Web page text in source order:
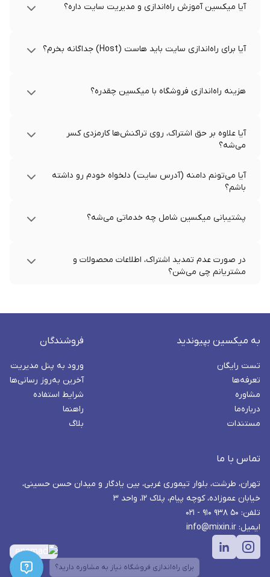
آیا میکسین آموزش راه‌اندازی و مدیریت سایت داره؟
آیا برای راه‌اندازی سایت باید هاست (Host) جداگانه بخرم؟
هزینه راه‌اندازی فروشگاه با میکسین چقدره؟
آیا علاوه بر حق اشتراک، روی تراکنش‌ها کارمزدی کسر
می‌شه؟
آیا می‌تونم دامنه (آدرس سایت) دلخواه خودم رو داشته
باشم؟
پشتیبانی میکسین شامل چه خدماتی می‌شه؟
در صورت عدم تمدید اشتراک، اطلاعات محصولات و
مشتریانم چی می‌شن؟
به میکسین بپیوندید
تست رایگان
تعرفه‌ها
مشاوره
درباره‌ما
مستندات
فروشندگان
ورود به پنل مدیریت
آخرین به‌روز رسانی‌ها
شرایط استفاده
راهنما
بلاگ
تماس با ما
تهران، طرشت، بلوار تیموری غربی، بین یادگار و میدان حسن حسینی،
خیابان عموزاده، کوچه پیام، پلاک ۱۲، واحد ۳
تلفن: ۵۰ ۹۳۸ ۹۱۰ - ۰۲۱
ایمیل: info@mixin.ir
برای راه‌اندازی فروشگاه نیاز به مشاوره دارید؟